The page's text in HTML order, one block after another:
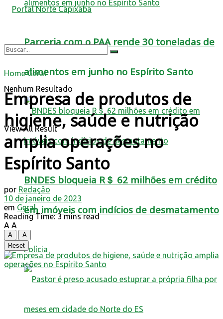
Parceria com o PAA rende 30 toneladas de
alimentos em junho no Espírito Santo
BNDES bloqueia R＄ 62 milhões em crédito
em imóveis com indícios de desmatamento
Polícia
Nenhum Resultado
View All Result
Home Geral
Empresa de produtos de
higiene, saúde e nutrição
amplia operações no
Espírito Santo
por Redação
10 de janeiro de 2023
em Geral
Reading Time: 3 mins read
A A
A
A
Reset